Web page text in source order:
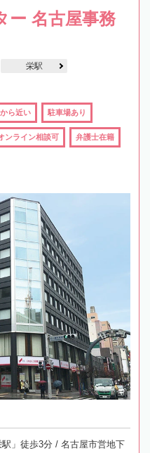
ー 名古屋事務
栄駅
ら近い 駐車場あり
ンライン相談可 弁護士在籍
」徒歩3分 / 名古屋市営地下